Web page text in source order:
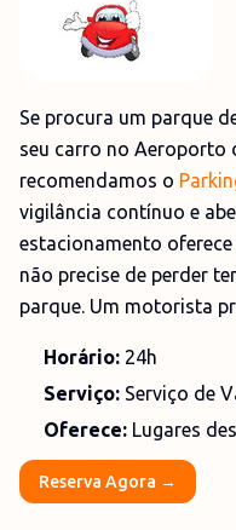
Se procura um parque
seu carro no Aeroporto
recomendamos o
vigilância contínuo e
estacionamento
não precise de perder
parque. Um motorista
Horário: 24h
Serviço: Serviço de
Oferece: Lugares
Reserva Agora →